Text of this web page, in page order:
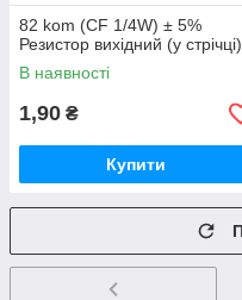
82 kom (CF 1/4W) ± 5%
Резистор вихідний (у стрічці)
В наявності
1,90 ₴
Купити